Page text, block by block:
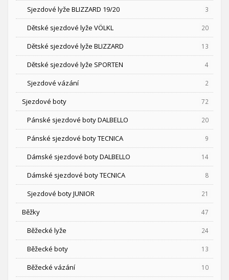
Sjezdové lyže BLIZZARD 19/20 3
Dětské sjezdové lyže VÖLKL 20
Dětské sjezdové lyže BLIZZARD 13
Dětské sjezdové lyže SPORTEN 4
Sjezdové vázání 2
Sjezdové boty 72
Pánské sjezdové boty DALBELLO 20
Pánské sjezdové boty TECNICA 9
Dámské sjezdové boty DALBELLO 14
Dámské sjezdové boty TECNICA 8
Sjezdové boty JUNIOR 21
Běžky 47
Běžecké lyže 24
Běžecké boty 13
Běžecké vázání 10